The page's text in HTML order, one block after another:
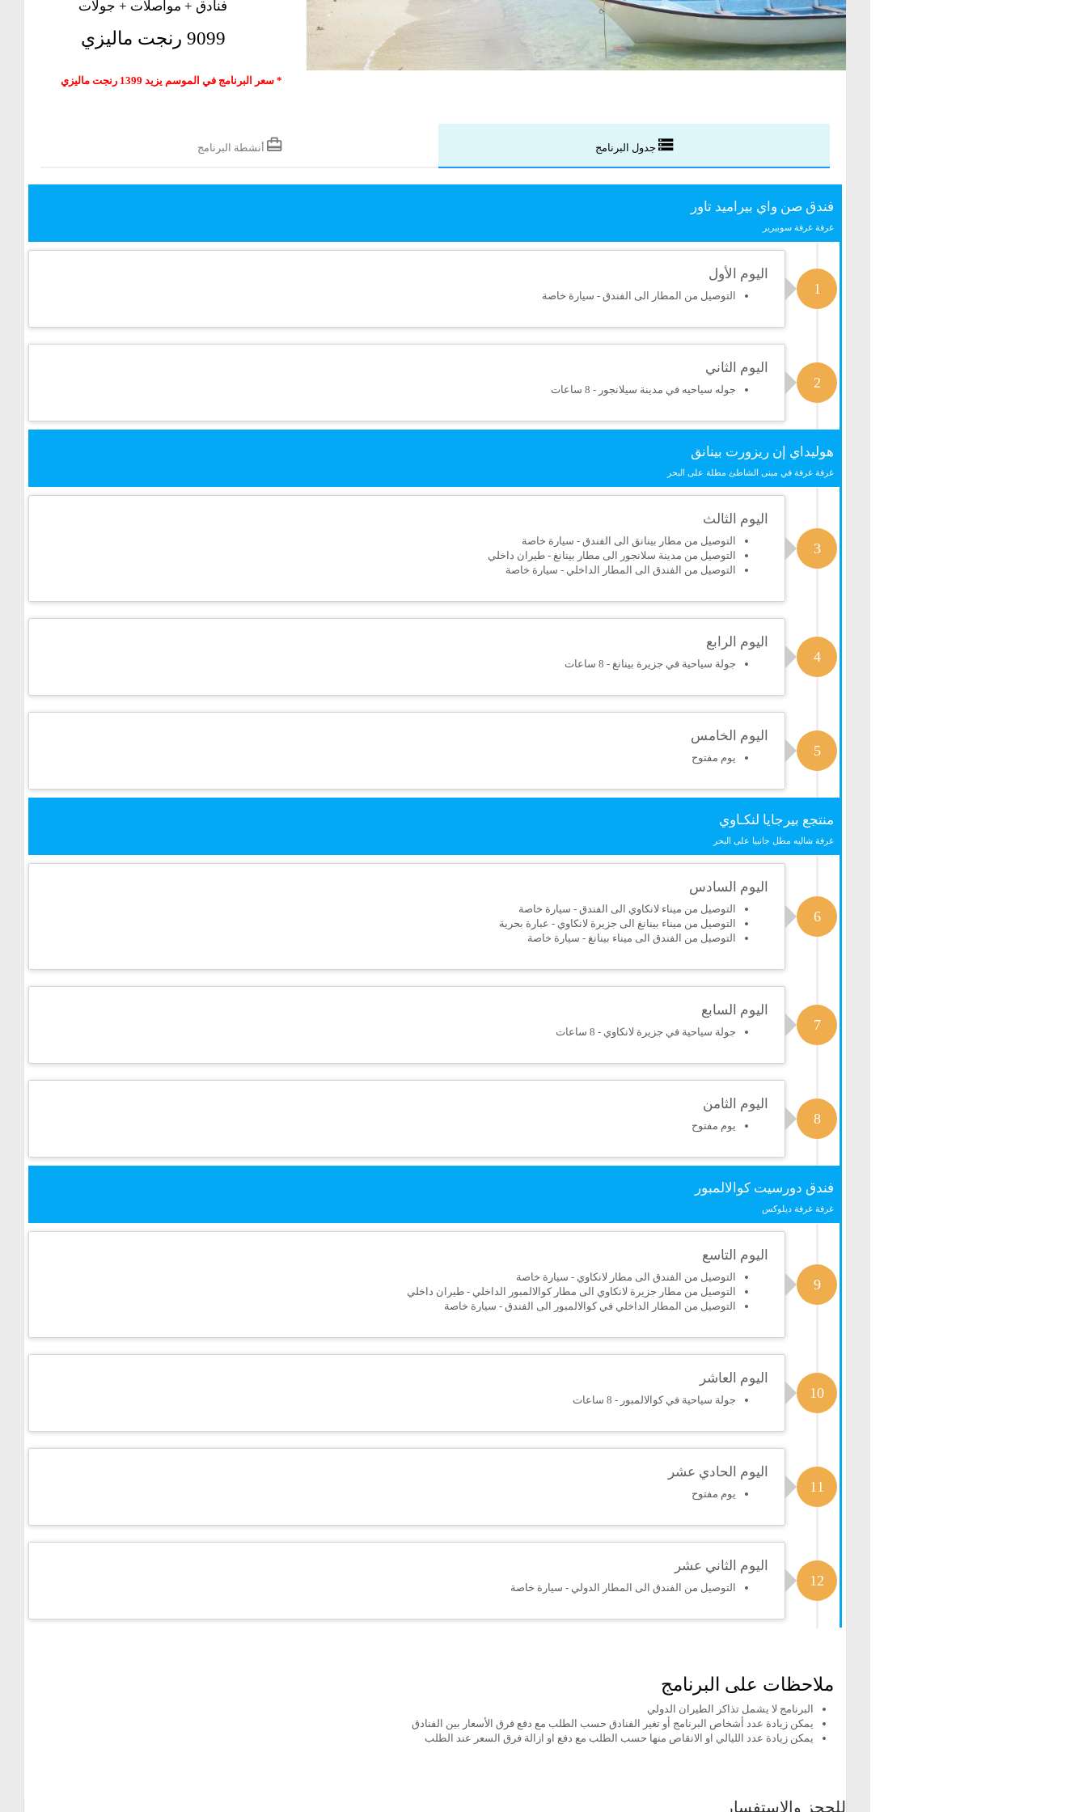
فنادق + مواصلات + جولات
9099 رنجت ماليزي
* سعر البرنامج في الموسم يزيد 1399 رنجت ماليزي
جدول البرنامج أنشطة البرنامج
فندق صن واي بيراميد تاور
غرفة غرفة سوبيرير
1
اليوم الأول
التوصيل من المطار الى الفندق - سيارة خاصة
2
اليوم الثاني
جوله سياحيه في مدينة سيلانجور - 8 ساعات
هوليداي إن ريزورت بينانق
غرفة غرفة في مبنى الشاطئ مطلة على البحر
3
اليوم الثالث
التوصيل من مطار بينانق الى الفندق - سيارة خاصة
التوصيل من مدينة سلانجور الى مطار بينانغ - طيران داخلي
التوصيل من الفندق الى المطار الداخلي - سيارة خاصة
4
اليوم الرابع
جولة سياحية في جزيرة بينانغ - 8 ساعات
5
اليوم الخامس
يوم مفتوح
منتجع بيرجايا لنكـاوي
غرفة شاليه مطل جانبيا على البحر
6
اليوم السادس
التوصيل من ميناء لانكاوي الى الفندق - سيارة خاصة
التوصيل من ميناء بينانغ الى جزيرة لانكاوي - عبارة بحرية
التوصيل من الفندق الى ميناء بينانغ - سيارة خاصة
7
اليوم السابع
جولة سياحية في جزيرة لانكاوي - 8 ساعات
8
اليوم الثامن
يوم مفتوح
فندق دورسيت كوالالمبور
غرفة غرفة ديلوكس
9
اليوم التاسع
التوصيل من الفندق الى مطار لانكاوي - سيارة خاصة
التوصيل من مطار جزيرة لانكاوي الى مطار كوالالمبور الداخلي - طيران داخلي
التوصيل من المطار الداخلي في كوالالمبور الى الفندق - سيارة خاصة
10
اليوم العاشر
جولة سياحية في كوالالمبور - 8 ساعات
11
اليوم الحادي عشر
يوم مفتوح
12
اليوم الثاني عشر
التوصيل من الفندق الى المطار الدولي - سيارة خاصة
ملاحظات على البرنامج
البرنامج لا يشمل تذاكر الطيران الدولي
ﻳﻤﻜﻦ ﺯﻳﺎﺩﺓ ﻋﺪﺩ ﺃﺷﺨﺎﺹ اﻟﺒﺮﻧﺎﻣﺞ ﺃﻭ ﺗﻐﻴﺮ اﻟﻔﻨﺎﺩﻕ ﺣﺴﺐ اﻟﻄﻠﺐ ﻣﻊ ﺩﻓﻊ ﻓﺮﻕ اﻷﺳﻌﺎﺭ ﺑﻴﻦ اﻟﻔﻨﺎﺩﻕ
ﻳﻤﻜﻦ ﺯﻳﺎﺩﺓ ﻋﺪﺩ اﻟﻠﻴﺎﻟﻲ اﻭ اﻻﻧﻘﺎﺹ ﻣﻨﻬﺎ ﺣﺴﺐ اﻟﻄﻠﺐ ﻣﻊ ﺩﻓﻊ اﻭ اﺯاﻟﺔ ﻓﺮﻕ اﻟﺴﻌﺮ ﻋﻨﺪ اﻟﻄﻠﺐ
للحجز والإستفسار